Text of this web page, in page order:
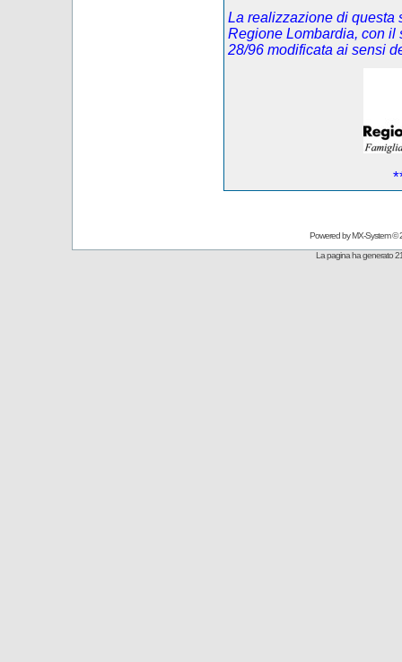
La realizzazione di questa
Regione Lombardia, con
28/96 modificata ai sensi
Powered byMX-System©
La pagina ha generato